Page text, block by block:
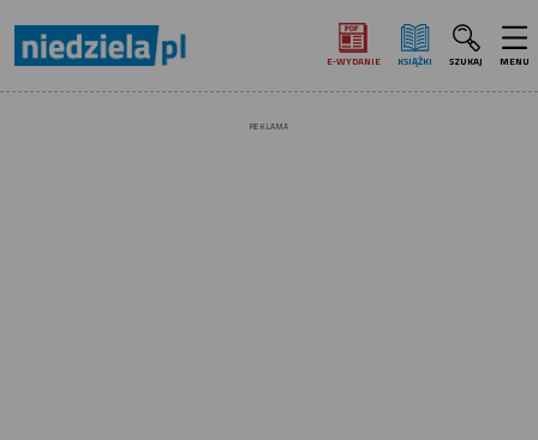
E‑WYDANIE KSIĄŻKI SZUKAJ MENU
REKLAMA